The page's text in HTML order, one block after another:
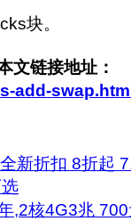
块。
文链接地址：
add-
新折扣 8折起
,2核4G3兆